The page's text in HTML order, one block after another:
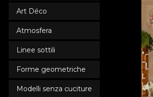
Art Déco
Atmosfera
Linee sottili
Forme geometriche
Modelli senza cuciture